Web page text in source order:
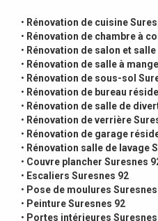
• Rénovation de cuisine
• Rénovation de chambre à
• Rénovation de salon et
• Rénovation de salle à
• Rénovation de sous-sol
• Rénovation de bureau
• Rénovation de salle de
• Rénovation de verrière
• Rénovation de garage
• Rénovation salle de lavage
• Couvre plancher Suresnes
• Escaliers Suresnes 92
• Pose de moulures
• Peinture Suresnes 92
• Portes intérieures